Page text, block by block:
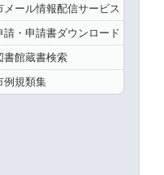
メール情報配信サービス
請・申請書ダウンロード
書館蔵書検索
例規類集